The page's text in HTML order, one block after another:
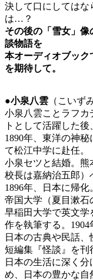
決して口にしてはな
は…？
その後の「雪女」
談物語を
本オーディオブック
を期待して。
●小泉八雲 （こいず
小泉八雲ことラフカ
トとして活躍した後
1890年、東洋の神
て松江中学に赴任。
小泉セツと結婚。熊
校長は嘉納治五郎）
1896年、日本に帰
帝国大学（夏目漱石
早稲田大学で英文学
作を執筆する。1904
日本の古典や民話
短編集『怪談』を刊
日本の生活に深く
め、日本の豊かな自